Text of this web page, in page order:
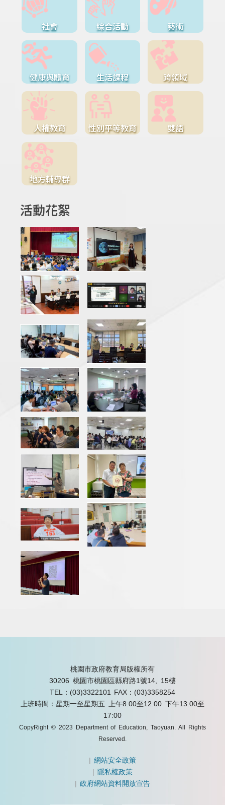
社會 綜合活動 藝術
健康與體育 生活課程 跨領域
人權教育 性別平等教育 雙語
地方輔導群
活動花絮
桃園市政府教育局版權所有
30206 桃園市桃園區縣府路1號14, 15樓
TEL：(03)3322101 FAX：(03)3358254
上班時間：星期一至星期五 上午8:00至12:00 下午13:00至
17:00
CopyRight © 2023 Department of Education, Taoyuan. All Rights
Reserved.
|網站安全政策
| 隱私權政策
|政府網站資料開放宣告